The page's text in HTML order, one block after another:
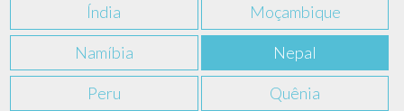
Índia Moçambique
Namíbia Nepal
Peru Quênia